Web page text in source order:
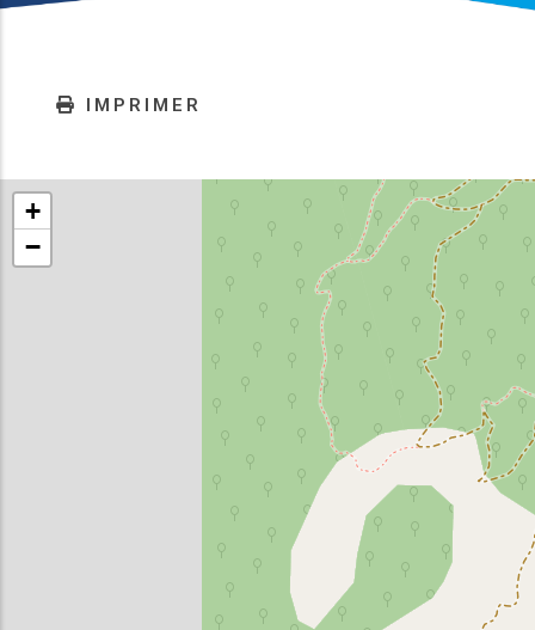
IMPRIMER
+
−